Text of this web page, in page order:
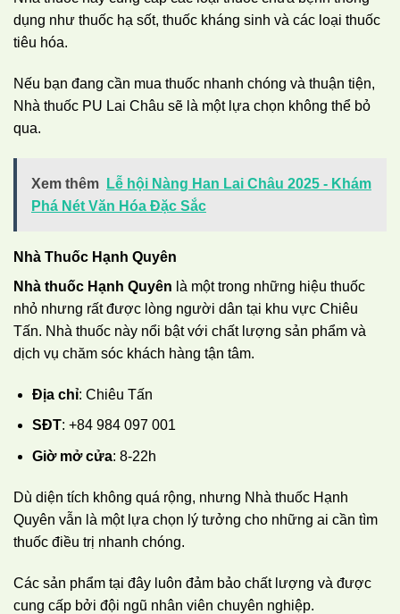
dụng như thuốc hạ sốt, thuốc kháng sinh và các loại thuốc
tiêu hóa.
Nếu bạn đang cần mua thuốc nhanh chóng và thuận tiện,
Nhà thuốc PU Lai Châu sẽ là một lựa chọn không thể bỏ
qua.
Xem thêm
Lễ hội Nàng Han Lai Châu 2025 - Khám
Phá Nét Văn Hóa Đặc Sắc
Nhà Thuốc Hạnh Quyên
Nhà thuốc Hạnh Quyên là một trong những hiệu thuốc
nhỏ nhưng rất được lòng người dân tại khu vực Chiêu
Tấn. Nhà thuốc này nổi bật với chất lượng sản phẩm và
dịch vụ chăm sóc khách hàng tận tâm.
Địa chỉ: Chiêu Tấn
SĐT: +84 984 097 001
Giờ mở cửa: 8-22h
Dù diện tích không quá rộng, nhưng Nhà thuốc Hạnh
Quyên vẫn là một lựa chọn lý tưởng cho những ai cần tìm
thuốc điều trị nhanh chóng.
Các sản phẩm tại đây luôn đảm bảo chất lượng và được
cung cấp bởi đội ngũ nhân viên chuyên nghiệp.